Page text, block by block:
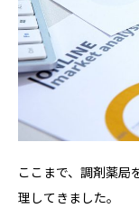
ここまで、調剤薬局
理してきました。